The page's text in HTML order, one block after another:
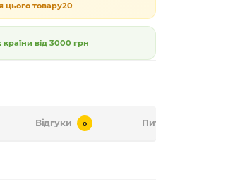
цього товару20
від 3000 грн
Відгуки 0 Питання-